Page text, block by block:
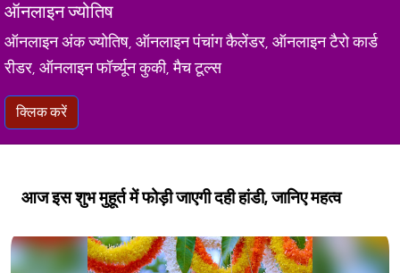
ऑनलाइन ज्योतिष
ऑनलाइन अंक ज्योतिष, ऑनलाइन पंचांग कैलेंडर, ऑनलाइन टैरो कार्ड
रीडर, ऑनलाइन फॉर्च्यून कुकी, मैच टूल्स
क्लिक करें
आज इस शुभ मुहूर्त में फोड़ी जाएगी दही हांडी, जानिए महत्व